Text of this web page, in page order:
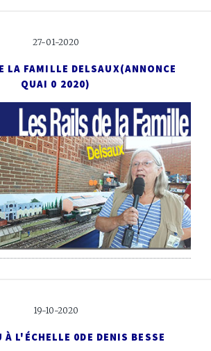
27-01-2020
LA FAMILLE DELSAUX(ANNONCE
QUAI 0 2020)
19-10-2020
À L'ÉCHELLE 0DE DENIS BESSE